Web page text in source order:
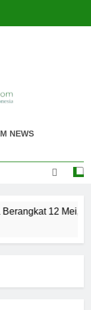
NEWS
12 Mei,